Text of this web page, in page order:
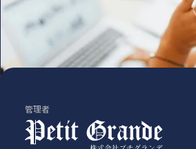
管理者